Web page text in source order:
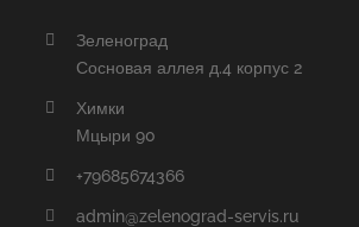
Зеленоград
Сосновая аллея д.4 корпус 2
Химки
Мцыри 90
+79685674366
admin@zelenograd-servis.ru